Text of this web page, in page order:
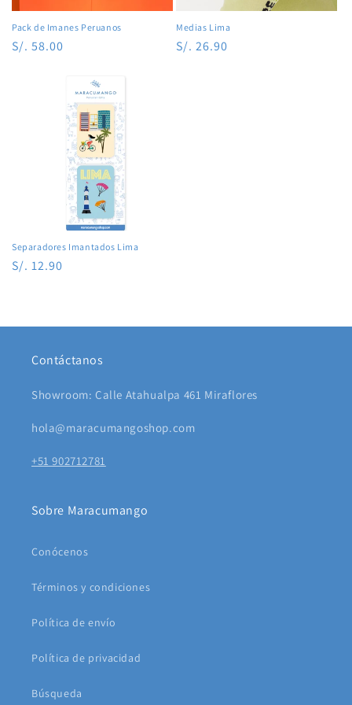
Pack de Imanes Peruanos
Precio
S/. 58.00
Medias Lima
Precio
S/. 26.90
Separadores Imantados Lima
Precio
S/. 12.90
Contáctanos
Showroom: Calle Atahualpa 461 Miraflores
hola@maracumangoshop.com
+51 902712781
Sobre Maracumango
Conócenos
Términos y condiciones
Política de envío
Política de privacidad
Búsqueda